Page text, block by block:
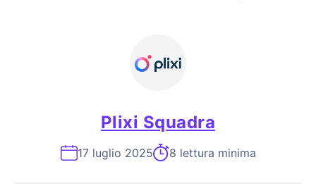
Plixi Squadra
17 luglio 2025 8 lettura minima